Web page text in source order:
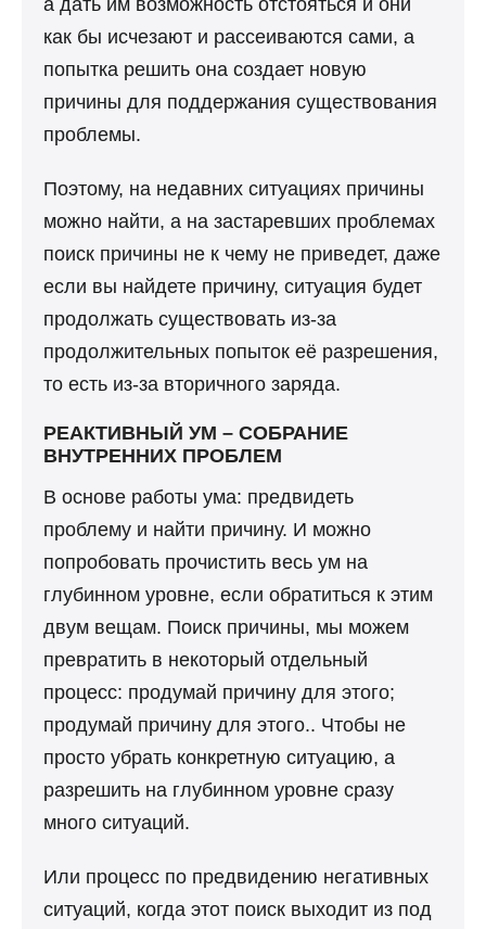
как бы исчезают и рассеиваются сами, а
попытка решить она создает новую
причины для поддержания существования
проблемы.
Поэтому, на недавних ситуациях причины
можно найти, а на застаревших проблемах
поиск причины не к чему не приведет, даже
если вы найдете причину, ситуация будет
продолжать существовать из-за
продолжительных попыток её разрешения,
то есть из-за вторичного заряда.
РЕАКТИВНЫЙ УМ – СОБРАНИЕ
ВНУТРЕННИХ ПРОБЛЕМ
В основе работы ума: предвидеть
проблему и найти причину. И можно
попробовать прочистить весь ум на
глубинном уровне, если обратиться к этим
двум вещам. Поиск причины, мы можем
превратить в некоторый отдельный
процесс: продумай причину для этого;
продумай причину для этого.. Чтобы не
просто убрать конкретную ситуацию, а
разрешить на глубинном уровне сразу
много ситуаций.
Или процесс по предвидению негативных
ситуаций, когда этот поиск выходит из под